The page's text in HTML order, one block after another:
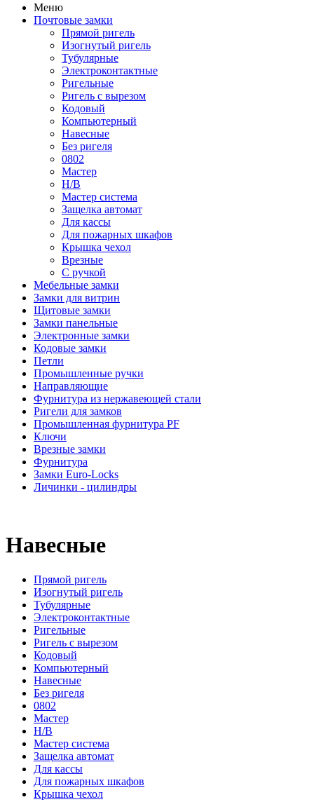
Меню
Почтовые замки
Прямой ригель
Изогнутый ригель
Тубулярные
Электроконтактные
Ригельные
Ригель с вырезом
Кодовый
Компьютерный
Навесные
Без ригеля
0802
Мастер
Н/В
Мастер система
Защелка автомат
Для кассы
Для пожарных шкафов
Крышка чехол
Врезные
С ручкой
Мебельные замки
Замки для витрин
Щитовые замки
Замки панельные
Электронные замки
Кодовые замки
Петли
Промышленные ручки
Направляющие
Фурнитура из нержавеющей стали
Ригели для замков
Промышленная фурнитура PF
Ключи
Врезные замки
Фурнитура
Замки Euro-Locks
Личинки - цилиндры
Навесные
Прямой ригель
Изогнутый ригель
Тубулярные
Электроконтактные
Ригельные
Ригель с вырезом
Кодовый
Компьютерный
Навесные
Без ригеля
0802
Мастер
Н/В
Мастер система
Защелка автомат
Для кассы
Для пожарных шкафов
Крышка чехол